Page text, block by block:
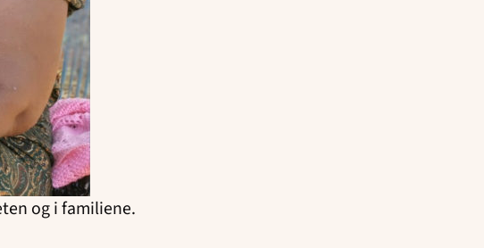
og i familiene.